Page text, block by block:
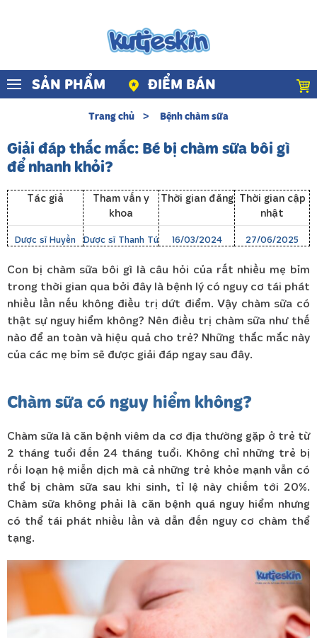
Skip to main content
SẢN PHẨM ĐIỂM BÁN
Trang chủ Bệnh chàm sữa
Giải đáp thắc mắc: Bé bị chàm sữa bôi gì
để nhanh khỏi?
Tác giả
Dược sĩ Huyền
Tham vấn y
khoa
Dược sĩ Thanh Tú
Thời gian đăng
16/03/2024
Thời gian cập
nhật
27/06/2025
Con bị chàm sữa bôi gì là câu hỏi của rất nhiều mẹ bỉm
trong thời gian qua bởi đây là bệnh lý có nguy cơ tái phát
nhiều lần nếu không điều trị dứt điểm. Vậy chàm sữa có
thật sự nguy hiểm không? Nên điều trị chàm sữa như thế
nào để an toàn và hiệu quả cho trẻ? Những thắc mắc này
của các mẹ bỉm sẽ được giải đáp ngay sau đây.
Chàm sữa có nguy hiểm không?
Chàm sữa là căn bệnh viêm da cơ địa thường gặp ở trẻ từ
2 tháng tuổi đến 24 tháng tuổi. Không chỉ những trẻ bị
rối loạn hệ miễn dịch mà cả những trẻ khỏe mạnh vẫn có
thể bị chàm sữa sau khi sinh, tỉ lệ này chiếm tới 20%.
Chàm sữa không phải là căn bệnh quá nguy hiểm nhưng
có thể tái phát nhiều lần và dẫn đến nguy cơ chàm thể
tạng.